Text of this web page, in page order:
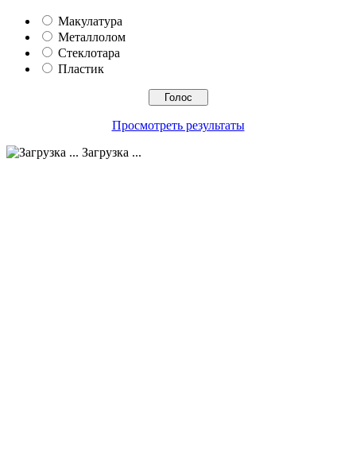
Макулатура
Металлолом
Стеклотара
Пластик
Просмотреть результаты
Загрузка ...